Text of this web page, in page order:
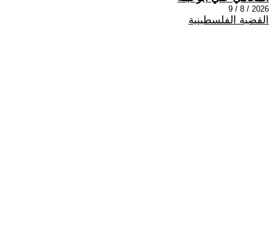
2026 / 8 / 9
القضية الفلسطينية